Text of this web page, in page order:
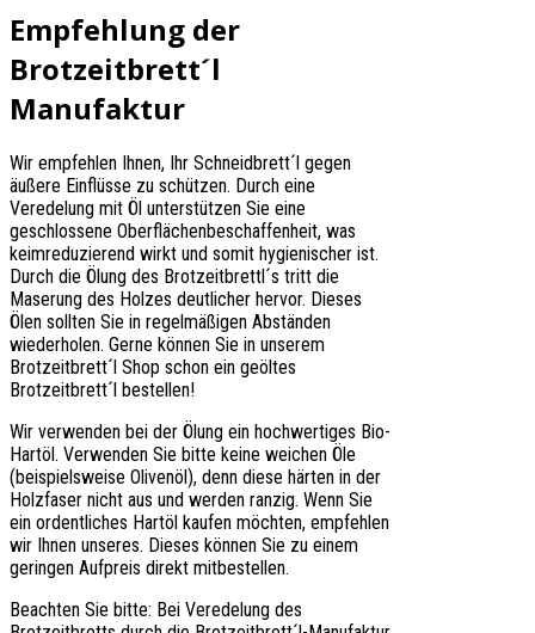
Empfehlung der
Brotzeitbrett´l
Manufaktur
Wir empfehlen Ihnen, Ihr Schneidbrett´l gegen
äußere Einflüsse zu schützen. Durch eine
Veredelung mit Öl unterstützen Sie eine
geschlossene Oberflächenbeschaffenheit, was
keimreduzierend wirkt und somit hygienischer ist.
Durch die Ölung des Brotzeitbrettl´s tritt die
Maserung des Holzes deutlicher hervor. Dieses
Ölen sollten Sie in regelmäßigen Abständen
wiederholen. Gerne können Sie in unserem
Brotzeitbrett´l Shop schon ein geöltes
Brotzeitbrett´l bestellen!
Wir verwenden bei der Ölung ein hochwertiges Bio-
Hartöl. Verwenden Sie bitte keine weichen Öle
(beispielsweise Olivenöl), denn diese härten in der
Holzfaser nicht aus und werden ranzig. Wenn Sie
ein ordentliches Hartöl kaufen möchten, empfehlen
wir Ihnen unseres. Dieses können Sie zu einem
geringen Aufpreis direkt mitbestellen.
Beachten Sie bitte: Bei Veredelung des